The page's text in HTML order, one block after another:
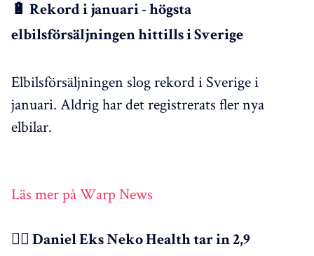
🔋 Rekord i januari - högsta
elbilsförsäljningen hittills i Sverige
Elbilsförsäljningen slog rekord i Sverige i
januari. Aldrig har det registrerats fler nya
elbilar.
Läs mer på Warp News
👩‍⚕️ Daniel Eks Neko Health tar in 2,9